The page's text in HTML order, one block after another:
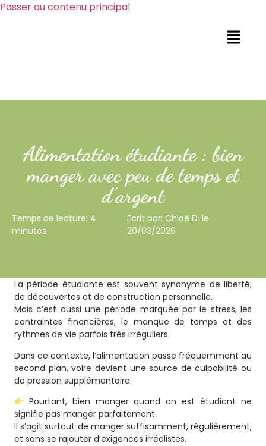
Passer au contenu principal
Alimentation étudiante : bien
manger avec peu de temps et
d’argent
Temps de lecture: 4
minutes
Ecrit par: Chloé D. le
20/03/2026
La période étudiante est souvent synonyme de liberté,
de découvertes et de construction personnelle.
Mais c’est aussi une période marquée par le stress, les
contraintes financières, le manque de temps et des
rythmes de vie parfois très irréguliers.
Dans ce contexte, l’alimentation passe fréquemment au
second plan, voire devient une source de culpabilité ou
de pression supplémentaire.
Pourtant, bien manger quand on est étudiant ne
signifie pas manger parfaitement.
Il s’agit surtout de manger suffisamment, régulièrement,
et sans se rajouter d’exigences irréalistes.